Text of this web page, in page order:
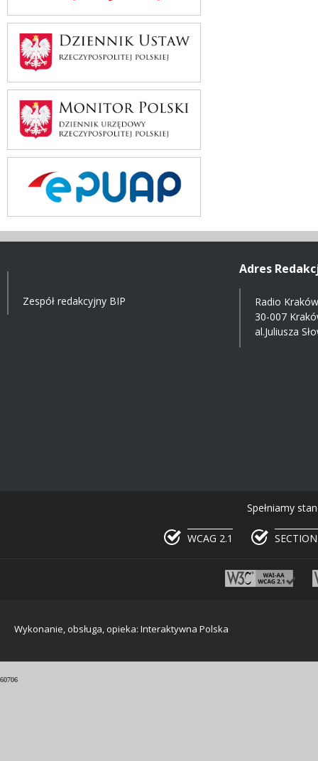
Zespół redakcyjny BIP
Adres
Radio
30-007
al.Juliusza
Spełniamy
WCAG 2.1
Wykonanie, obsługa, opieka: Interaktywna Polska
60706